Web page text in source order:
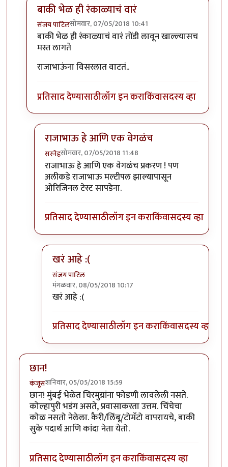
बाकी भेळ ही रंकाळ्याचं वारं
संजय पाटिलसोमवार, 07/05/2018 10:41
In reply toमस्त !byसस्नेह
बाकी भेळ ही रंकाळ्याचं वारं तोंडी लावून खाल्ल्यासच
मस्त लागते
राजाभाऊंना विसरलात वाटतं..
प्रतिसाद देण्यासाठीलॉग इन कराकिंवासदस्य व्हा
राजाभाऊ हे आणि एक वेगळंच
सस्नेहसोमवार, 07/05/2018 11:48
In reply toबाकी भेळ ही रंकाळ्याचं वारंby
राजाभाऊ हे आणि एक वेगळंच प्रकरण ! पण
अलीकडे राजाभाऊ मल्टीपल झाल्यापासून
ओरिजिनल टेस्ट सापडेना.
प्रतिसाद देण्यासाठीलॉग इन कराकिंवासदस्य व्हा
खरं आहे :(
संजय पाटिल
मंगळवार, 08/05/2018 10:17
In reply to
खरं आहे :(
प्रतिसाद देण्यासाठीलॉग इन कराकिंवासदस्य व्हा
छान!
कंजूसशनिवार, 05/05/2018 15:59
छान! मुंबई भेळेत चिरमुय्रांना फोडणी लावलेली नसते.
कोल्हापुरी भडंग असते, प्रवासाकरता उत्तम. चिंचेचा
कोळ नसतो नेलेला. कैरी/लिंबू/टोमॅटो वापरायचे, बाकी
सुके पदार्थ आणि कांदा नेता येतो.
प्रतिसाद देण्यासाठीलॉग इन कराकिंवासदस्य व्हा